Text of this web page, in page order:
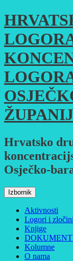
Skoči
do
sadržaja
Hrvatsko
Osječko-
Izbornik
Aktivnosti
Logori i zločini
Knjige
Kolumne
O nama